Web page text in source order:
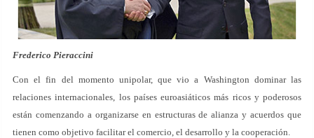
Frederico Pieraccini
Con el fin del momento unipolar, que vio a Washington dominar las
relaciones internacionales, los países euroasiáticos más ricos y poderosos
están comenzando a organizarse en estructuras de alianza y acuerdos que
tienen como objetivo facilitar el comercio, el desarrollo y la cooperación.